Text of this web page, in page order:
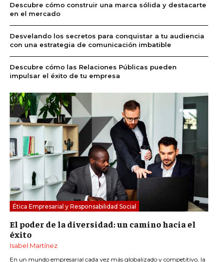
Descubre cómo construir una marca sólida y destacarte
en el mercado
Desvelando los secretos para conquistar a tu audiencia
con una estrategia de comunicación imbatible
Descubre cómo las Relaciones Públicas pueden
impulsar el éxito de tu empresa
Ética Empresarial y Responsabilidad Social
El poder de la diversidad: un camino hacia el
éxito
Isabel Martínez
En un mundo empresarial cada vez más globalizado y competitivo, la